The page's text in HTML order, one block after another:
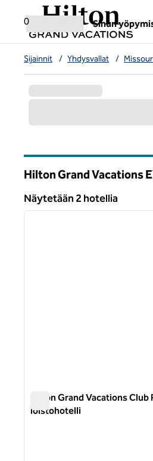
Siirry sisältöön
0
Sinun
Sijainnit / Yhdysvallat /
Hilton Grand Vacations
Näytetään 2 hotellia
Näytetään 2 hotellia
1/12
Hilton Grand Vacations
loistohotelli